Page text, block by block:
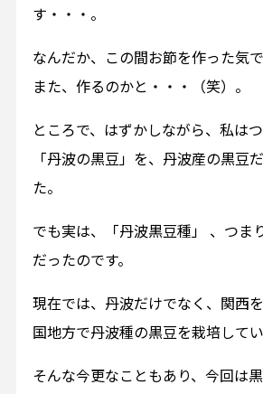
す・・・。
なんだか、この間お節を作った気
また、作るのかと・・・（笑）。
ところで、はずかしながら、私はつ
「丹波の黒豆」を、丹波産の黒豆
た。
でも実は、「丹波黒豆種」 、つま
だったのです。
現在では、丹波だけでなく、関西
国地方で丹波種の黒豆を栽培してい
そんな今更なこともあり、今回は黒